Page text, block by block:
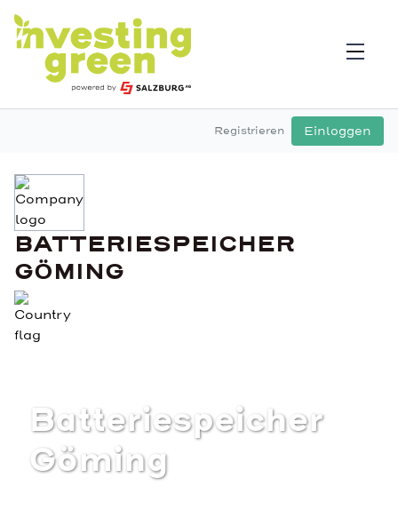
Registrieren Einloggen
BATTERIESPEICHER
GÖMING
Batteriespeicher
Göming